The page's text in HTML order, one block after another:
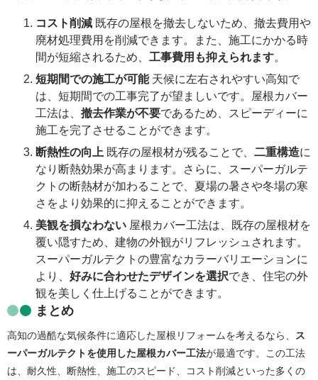
コスト削減 既存の屋根を撤去しないため、撤去費用や
廃材処理費用を削減できます。また、施工にかかる時
間が短縮されるため、 工事費用も抑えられます。
短期間での施工が可能天候に左右されやすい高知で
は、短期間での工事完了が望ましいです。屋根カバー
工法は、 撤去作業が不要であるため、スピーディーに
施工を完了させることができます。
断熱性の向上 既存の屋根材が残ることで、 二重構造に
なり断熱効果が高まります。さらに、スーパーガルテ
クトの断熱材が加わることで、夏場の暑さや冬場の寒
さをより効果的に抑えることができます。
美観を損なわない 屋根カバー工法は、既存の屋根材を
覆い隠すため、建物の外観がリフレッシュされます。
スーパーガルテクトの豊富なカラーバリエーションに
より、 好みに合わせたデザインを選択でき、住宅の外
観を美しく仕上げることができます。
まとめ
高知の過酷な気候条件に適応した屋根リフォームを考えるなら、
ス
ーパーガルテクトを使用した屋根カバー工法が最適です。この工法
は、耐久性、断熱性、施工のスピード、コスト削減といった多くの